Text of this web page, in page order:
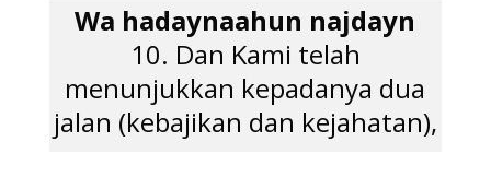
Wa hadaynaahun najdayn
10. Dan Kami telah
menunjukkan kepadanya dua
jalan (kebajikan dan kejahatan),